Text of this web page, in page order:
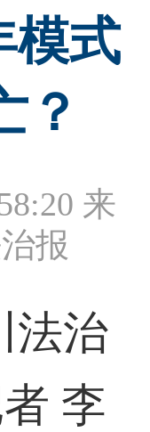
模式
？
来
报
治
李